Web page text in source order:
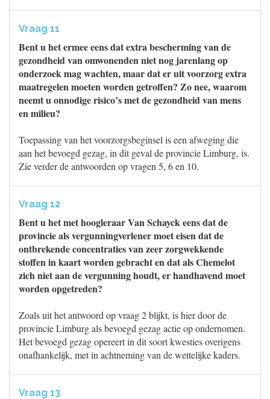
Vraag 11
Bent u het ermee eens dat extra bescherming van de
gezondheid van omwonenden niet nog jarenlang op
onderzoek mag wachten, maar dat er uit voorzorg extra
maatregelen moeten worden getroffen? Zo nee, waarom
neemt u onnodige risico’s met de gezondheid van mens
en milieu?
Toepassing van het voorzorgsbeginsel is een afweging die
aan het bevoegd gezag, in dit geval de provincie Limburg, is.
Zie verder de antwoorden op vragen 5, 6 en 10.
Vraag 12
Bent u het met hoogleraar Van Schayck eens dat de
provincie als vergunningverlener moet eisen dat de
ontbrekende concentraties van zeer zorgwekkende
stoffen in kaart worden gebracht en dat als Chemelot
zich niet aan de vergunning houdt, er handhavend moet
worden opgetreden?
Zoals uit het antwoord op vraag 2 blijkt, is hier door de
provincie Limburg als bevoegd gezag actie op ondernomen.
Het bevoegd gezag opereert in dit soort kwesties overigens
onafhankelijk, met in achtneming van de wettelijke kaders.
Vraag 13